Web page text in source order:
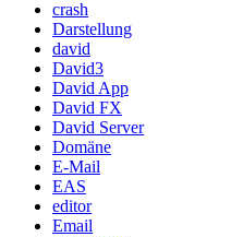
crash
Darstellung
david
David3
David App
David FX
David Server
Domäne
E-Mail
EAS
editor
Email